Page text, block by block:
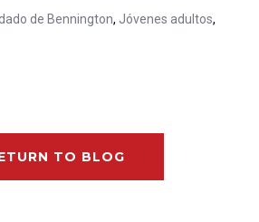
de Bennington, Jóvenes adultos,
TO BLOG